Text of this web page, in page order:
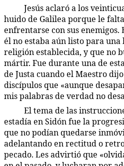
Jesús aclaró a los
huido de Galilea porque le
enfrentarse con sus
él no estaba aún listo para
religión establecida, y que no
mártir. Fue durante una de
de Justa cuando el Maestro
discípulos que «aunque
mis palabras de verdad no
El tema de las
estadía en Sidón fue la
que no podían quedarse
adelantando en rectitud o
pecado. Les advirtió que